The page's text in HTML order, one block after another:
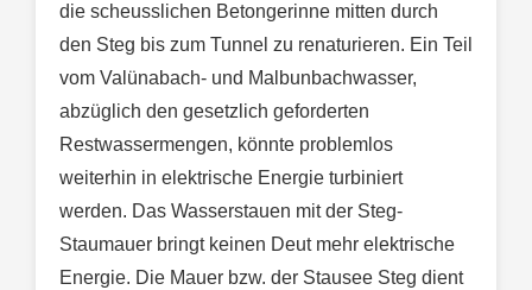
die scheusslichen Betongerinne mitten durch
den Steg bis zum Tunnel zu renaturieren. Ein Teil
vom Valünabach- und Malbunbachwasser,
abzüglich den gesetzlich geforderten
Restwassermengen, könnte problemlos
weiterhin in elektrische Energie turbiniert
werden. Das Wasserstauen mit der Steg-
Staumauer bringt keinen Deut mehr elektrische
Energie. Die Mauer bzw. der Stausee Steg dient